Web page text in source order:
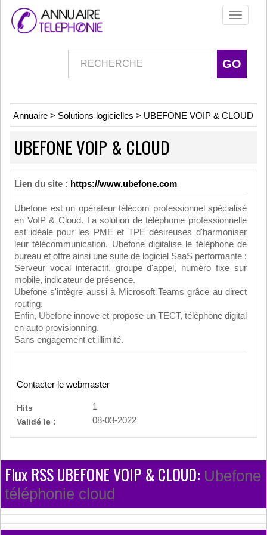
Toggle
Annuaire > Solutions logicielles > UBEFONE VOIP & CLOUD
UBEFONE VOIP & CLOUD
Lien du site : https://www.ubefone.com
Ubefone est un opérateur télécom professionnel spécialisé
en VoIP & Cloud. La solution de téléphonie professionnelle
est idéale pour les PME et TPE désireuses d'harmoniser
leur télécommunication. Ubefone digitalise le téléphone de
bureau et offre ainsi une suite de logiciel SaaS performante :
Serveur vocal interactif, groupe d'appel, numéro fixe sur
mobile, indicateur de présence.
Ubefone s'intègre aussi à Microsoft Teams grâce au direct
routing.
Enfin, Ubefone innove et propose un TECT, téléphone digital
en auto provisionning.
Sans engagement et illimité.
Contacter le webmaster
Hits
1
Validé le :
08-03-2022
Flux RSS UBEFONE VOIP & CLOUD: Ubefone
téléphonie cloud